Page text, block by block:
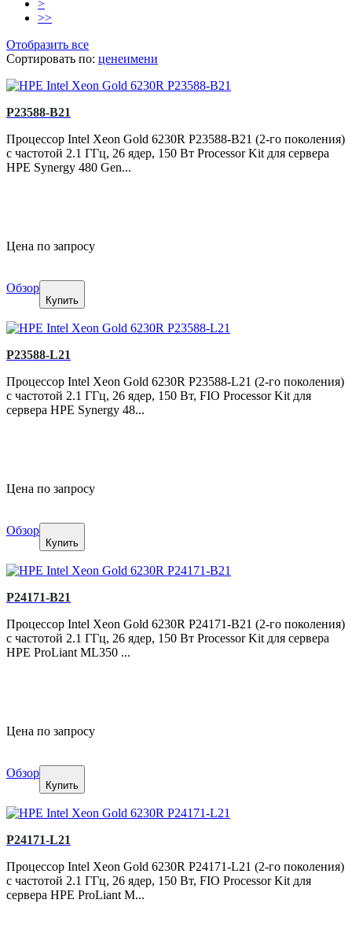
>
>>
Отобразить все
Сортировать по: ценеимени
P23588-B21
Процессор Intel Xeon Gold 6230R P23588-B21 (2-го поколения)
с частотой 2.1 ГГц, 26 ядер, 150 Вт Processor Kit для сервера
HPE Synergy 480 Gen...
Цена по запросу
Обзор
Купить
P23588-L21
Процессор Intel Xeon Gold 6230R P23588-L21 (2-го поколения)
с частотой 2.1 ГГц, 26 ядер, 150 Вт, FIO Processor Kit для
сервера HPE Synergy 48...
Цена по запросу
Обзор
Купить
P24171-B21
Процессор Intel Xeon Gold 6230R P24171-B21 (2-го поколения)
с частотой 2.1 ГГц, 26 ядер, 150 Вт Processor Kit для сервера
HPE ProLiant ML350 ...
Цена по запросу
Обзор
Купить
P24171-L21
Процессор Intel Xeon Gold 6230R P24171-L21 (2-го поколения)
с частотой 2.1 ГГц, 26 ядер, 150 Вт, FIO Processor Kit для
сервера HPE ProLiant M...